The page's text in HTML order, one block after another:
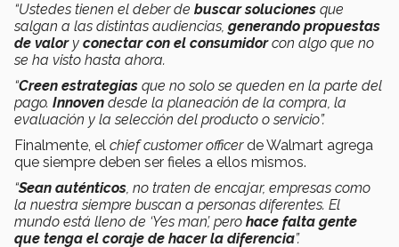
“Ustedes tienen el deber de buscar soluciones que
salgan a las distintas audiencias, generando propuestas
de valory conectar con el consumidorcon algo que no
se ha visto hasta ahora.
“Creen estrategias que no solo se queden en la parte del
pago. Innoven desde la planeación de la compra, la
evaluación y la selección del producto o servicio”.
Finalmente, el chief customer officerde Walmart agrega
que siempre deben ser fieles a ellos mismos.
“Sean auténticos, no traten de encajar, empresas como
la nuestra siempre buscan a personas diferentes. El
mundo está lleno de ‘Yes man’, pero hace falta gente
que tenga el coraje de hacer la diferencia”.